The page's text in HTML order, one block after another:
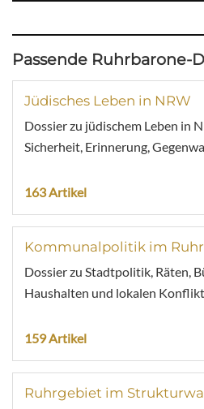
Passende Ruhrbarone-
Jüdisches Leben in NRW
Dossier zu jüdischem Leben in
Sicherheit, Erinnerung,
163 Artikel
Kommunalpolitik im
Dossier zu Stadtpolitik, Räten,
Haushalten und lokalen
159 Artikel
Ruhrgebiet im